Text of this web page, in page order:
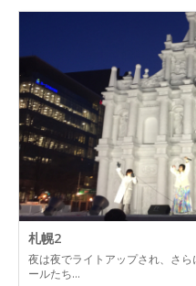
札幌2
夜は夜でライトアップされ、さ
ールたち…